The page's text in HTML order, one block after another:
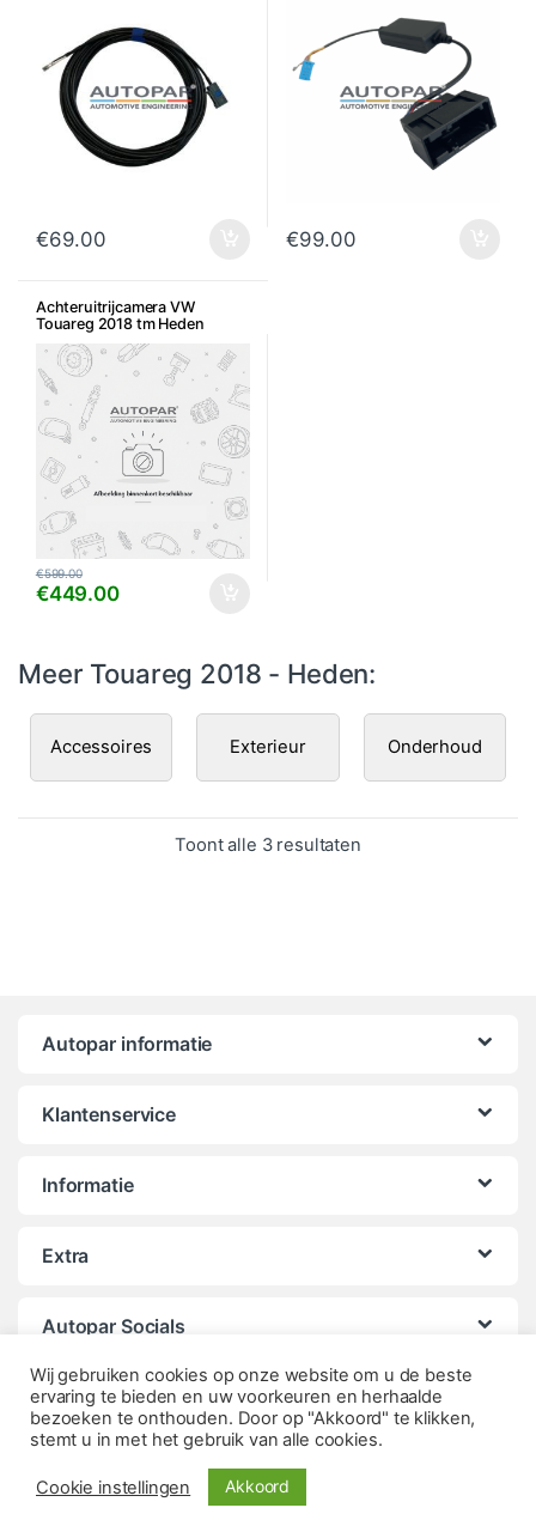
€69.00 €99.00
Achteruitrijcamera VW
Touareg 2018 tm Heden
€449.00
€599.00
Meer Touareg 2018 - Heden:
Accessoires Exterieur Onderhoud
Toont alle 3 resultatenGesorteerd op
Autopar informatie
Klantenservice
Informatie
Extra
Autopar Socials
Wij gebruiken cookies op onze website om u de beste
ervaring te bieden en uw voorkeuren en herhaalde
bezoeken te onthouden. Door op "Akkoord" te klikken,
stemt u in met het gebruik van alle cookies.
Cookie instellingen Akkoord